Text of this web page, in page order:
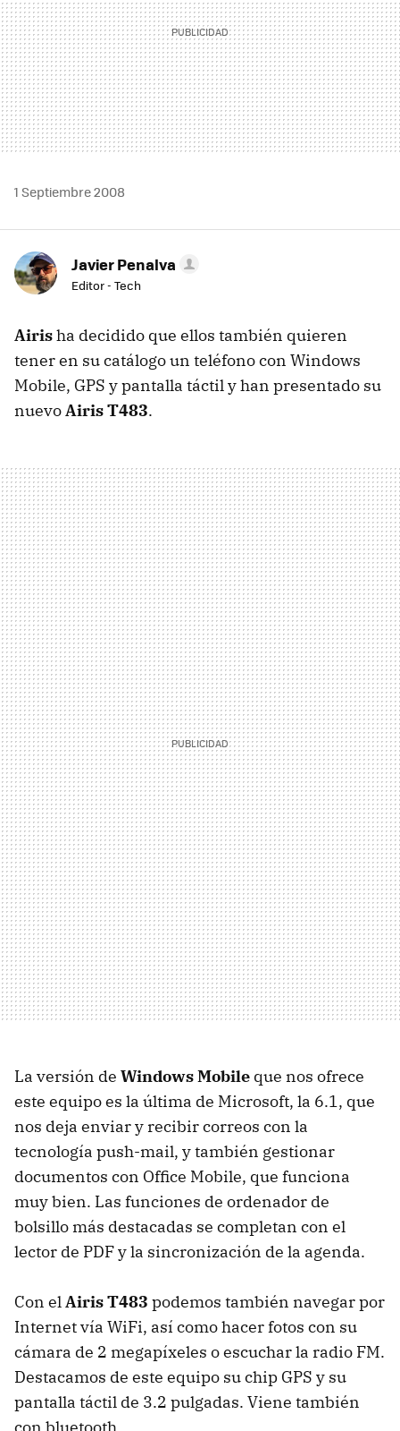
1 Septiembre 2008
Javier Penalva
Editor - Tech
Airisha decidido que ellos también quieren
tener en su catálogo un teléfono con Windows
Mobile, GPS y pantalla táctil y han presentado su
nuevoAiris T483.
La versión de Windows Mobile que nos ofrece
este equipo es la última de Microsoft, la 6.1, que
nos deja enviar y recibir correos con la
tecnología push-mail, y también gestionar
documentos con Office Mobile, que funciona
muy bien. Las funciones de ordenador de
bolsillo más destacadas se completan con el
lector de PDF y la sincronización de la agenda.
Con elAiris T483 podemos también navegar por
Internet vía WiFi, así como hacer fotos con su
cámara de 2 megapíxeles o escuchar la radio FM.
Destacamos de este equipo su chip GPS y su
pantalla táctil de 3.2 pulgadas. Viene también